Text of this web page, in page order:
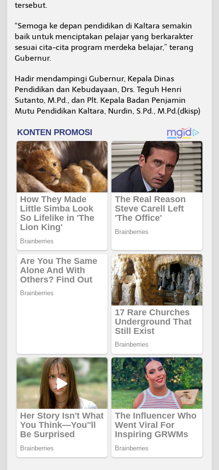
tersebut.
“Semoga ke depan pendidikan di Kaltara semakin
baik untuk menciptakan pelajar yang berkarakter
sesuai cita-cita program merdeka belajar,” terang
Gubernur.
Hadir mendampingi Gubernur, Kepala Dinas
Pendidikan dan Kebudayaan, Drs. Teguh Henri
Sutanto, M.Pd., dan Plt. Kepala Badan Penjamin
Mutu Pendidikan Kaltara, Nurdin, S.Pd., M.Pd.(dkisp)